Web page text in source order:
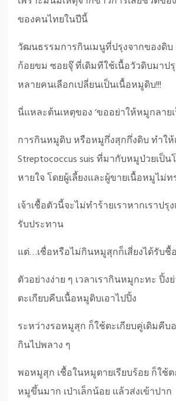
ของคนไทยในปีนี้
วัฒนธรรมการกินเมนูที่ปรุงจากของดิบ
ก้อยขม ซอยจุ๊ ที่เดิมทีใช้เนื้อวัวดิบมาป
หลายคนเลือกเปลี่ยนเป็นเนื้อหมูดิบ!!!
นี่แหละต้นเหตุของ ‘ขออย่าให้หมูกลาย
การกินหมูดิบ หรือหมูกึ่งสุกกึ่งดิบ ทำให้
Streptococcus suis ที่มากับหมูป่วยเป็
หายใจ โดยผู้เลี้ยงและผู้ขายเนื้อหมูไม่ท
เจ้าเชื้อตัวนี้จะไม่ทำร้ายเราหากเราป
รับประทาน
แต่…เชื่อหรือไม่กินหมูสุกก็เสี่ยงได้รับชื้อ
ตัวอย่างง่าย ๆ เวลาเรากินหมูกะทะ ปิ้ง
ตะเกียบคีบเนื้อหมูดิบเอาไปปิ้ง
ระหว่างรอหมูสุก ก็ใช้ตะเกียบคู่เดิมคี
กินไปพลาง ๆ
พอหมูสุก เชื้อในหมูตายเรียบร้อย ก็ใช้
หมูขึ้นมาก เป่าเล็กน้อย แล้วส่งเข้าปาก